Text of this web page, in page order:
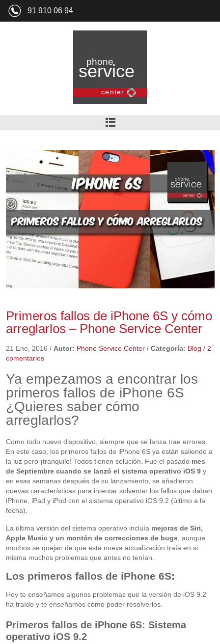
91 910 06 94
Primeros fallos de iPhone 6S y cómo
arreglarlos – Phone Service Center
21 Ene, 2016 / Autor: Phone Service Center/ Categoría: Blog / 2
comentarios
Ya empezamos a encontrar los
primeros fallos de iPhone 6S
¿Quieres saber cómo
arreglarlos?
Como todo nuevo dispositivo, siempre que se lanza trae errores.
En este caso, los primeros fallos de iPhone 6S ya están saliendo a
la luz pero ¡tranquilo! Todos tienen solución. Fue el pasado mes
de Septiembre cuando se lanzó el sistema operativo iOS 9y
en esas semanas después de su lanzamiento, se añadieron
nuevas características para intentar solventar los fallos que daban
iPhone, iPad y iPod con el sistema operativo iOS 9.2 (último a la
fecha).
La última versión del sistema operativo incluía mejoras de Siri,
Apple Music y un montón de correcciones de bugs , aunque
muchos se quejan de que esta nueva actualización traía en si
misma muchos problemas que antes no tenían.
Los primeros fallos de iPhone 6S:
Hoy te enseñamos algunos problemas que la versión de iOS 9.2
ha traído y te enseñamos cómo poder resolverlos.
Primeros fallos de iPhone 6S: Sistema
operativo iOS 9.2